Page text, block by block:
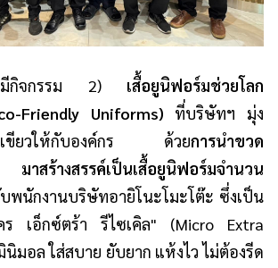
กิจกรรม 2)เสื้อยูนิฟอร์มช่วยโลก
Friendly Uniforms) ที่บริษัทฯ มุ่ง
สีเขียวให้กับองค์กร ด้วยการนำขวด
าสร้างสรรค์เป็นเสื้อยูนิฟอร์มจำนวน
พนักงานบริษัทอายิโนะโมะโต๊ะ ซึ่งเป็น
ร เอ็กซ์ตร้า รีไซเคิล" (Micro Extra
นิมอล ใส่สบาย ยับยาก แห้งไว ไม่ต้องรีด